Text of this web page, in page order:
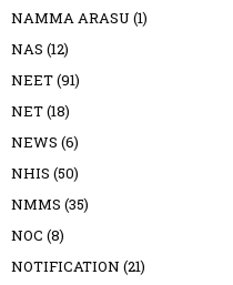
NAMMA ARASU (1)
NAS (12)
NEET(91)
NET(18)
NEWS (6)
NHIS (50)
NMMS (35)
NOC (8)
NOTIFICATION (21)